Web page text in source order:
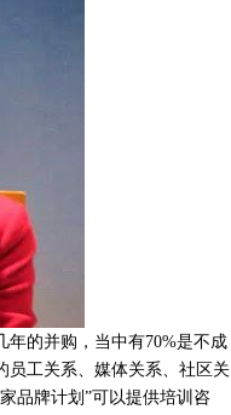
年的并购，当中有70%是不成
员工关系、媒体关系、社区关
品牌计划”可以提供培训咨